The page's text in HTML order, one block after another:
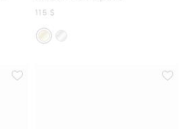
maintenant
115 $